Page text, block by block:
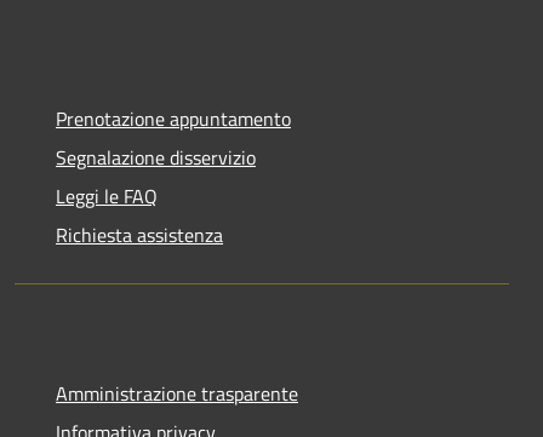
Prenotazione appuntamento
Segnalazione disservizio
Leggi le FAQ
Richiesta assistenza
Amministrazione trasparente